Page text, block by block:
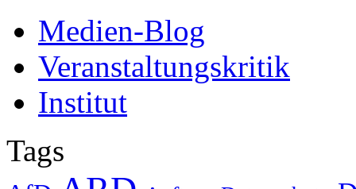
Medien-Blog
Veranstaltungskritik
Institut
Tags